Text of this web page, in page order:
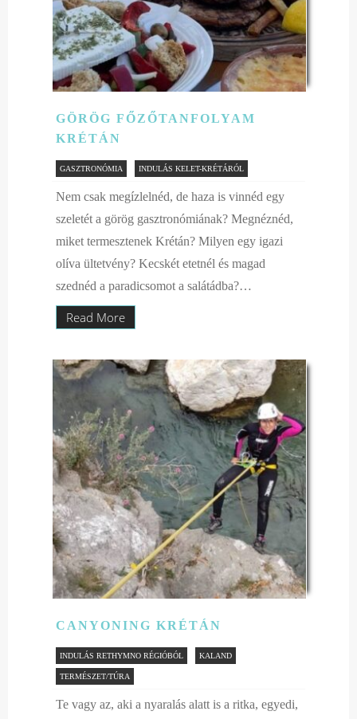
GÖRÖG FŐZŐTANFOLYAM
KRÉTÁN
GASZTRONÓMIA INDULÁS KELET-KRÉTÁRÓL
Nem csak megízlelnéd, de haza is vinnéd egy
szeletét a görög gasztronómiának? Megnéznéd,
miket termesztenek Krétán? Milyen egy igazi
olíva ültetvény? Kecskét etetnél és magad
szednéd a paradicsomot a salátádba?…
Read More
CANYONING KRÉTÁN
INDULÁS RETHYMNO RÉGIÓBÓL KALAND
TERMÉSZET/TÚRA
Te vagy az, aki a nyaralás alatt is a ritka, egyedi,